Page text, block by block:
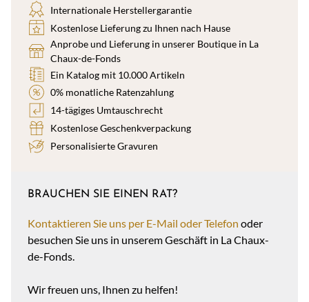
Internationale Herstellergarantie
Kostenlose Lieferung zu Ihnen nach Hause
Anprobe und Lieferung in unserer Boutique in La
Chaux-de-Fonds
Ein Katalog mit 10.000 Artikeln
0% monatliche Ratenzahlung
14-tägiges Umtauschrecht
Kostenlose Geschenkverpackung
Personalisierte Gravuren
BRAUCHEN SIE EINEN RAT?
Kontaktieren Sie uns per E-Mail oder Telefon oder
besuchen Sie uns in unserem Geschäft in La Chaux-
de-Fonds.
Wir freuen uns, Ihnen zu helfen!